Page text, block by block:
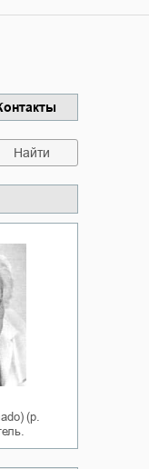
Найти
на факультете
(р.